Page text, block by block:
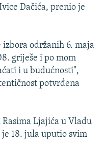
Dačića, prenio je
održanih 6. maja
griješe i po mom
i u budućnosti",
potvrđena
Ljajića u Vladu
18. jula uputio svim